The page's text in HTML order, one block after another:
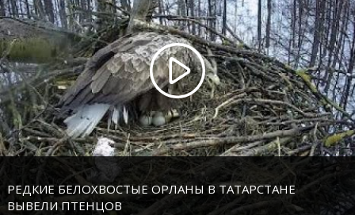
РЕДКИЕ БЕЛОХВОСТЫЕ ОРЛАНЫ В ТАТАРСТАНЕ
ВЫВЕЛИ ПТЕНЦОВ